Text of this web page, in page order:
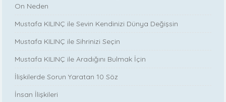
On Neden
Mustafa KILINÇ ile Sevin Kendinizi Dünya Değişsin
Mustafa KILINÇ ile Sihrinizi Seçin
Mustafa KILINÇ ile Aradığını Bulmak İçin
İlişkilerde Sorun Yaratan 10 Söz
İnsan İlişkileri